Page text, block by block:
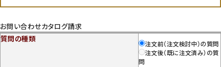
お問い合わせカタログ請求
質問の種類
注文前（注文検討中）の質問
注文後（既に注文済み）の質
問